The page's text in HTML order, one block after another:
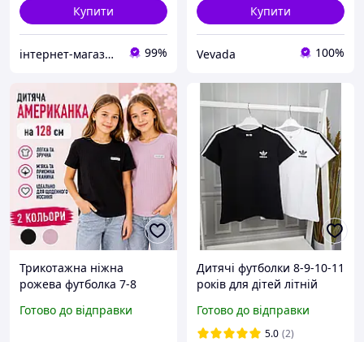
Купити
інтернет-магазин "Amina Style" 99%
Купити
Vevada 100%
Трикотажна ніжна
рожева футболка 7-8
дитячі однотонні ошатні
Готово до відправки
Дитячі футболки 8-9-10-11
років для дітей літній
спортивна базова
футболка на дитину
Готово до відправки
5.0 (2)